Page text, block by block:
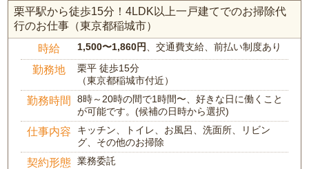
栗平駅から徒歩15分！4LDK以上一戸建てでのお掃除代
行のお仕事（東京都稲城市）
時給 1,500〜1,860円 、交通費支給、前払い制度あり
勤務地
栗平 徒歩15分
（東京都稲城市付近）
勤務時間
8時～20時の間で1時間〜、好きな日に働くこと
が可能です。(候補の日時から選択)
仕事内容
キッチン、トイレ、お風呂、洗面所、リビン
グ、その他のお掃除
契約形態 業務委託